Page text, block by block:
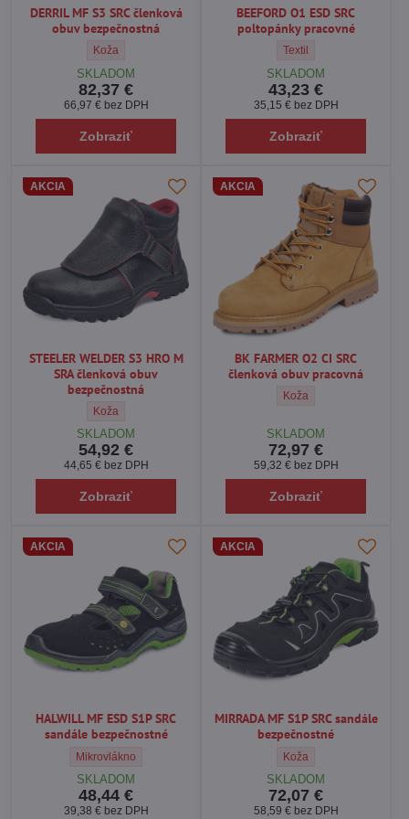
DERRIL MF S3 SRC členková
obuv bezpečnostná
DERRIL MF S3 SRC členková obuv bezpečnostná - Vrchný
Koža
SKLADOM
82,37 €
66,97 € bez DPH
Zobraziť
BEEFORD O1 ESD SRC
poltopánky pracovné
BEEFORD O1 ESD
Textil
SKLADOM
43,23 €
35,15 € bez DPH
Zobraziť
AKCIA
STEELER WELDER S3 HRO M
SRA členková obuv
bezpečnostná
STEELER WELDER S3 HRO M SRA členková obuv
Koža
SKLADOM
54,92 €
44,65 € bez DPH
Zobraziť
AKCIA
BK FARMER O2 CI SRC
členková obuv pracovná
BK FARMER O2 CI
Koža
SKLADOM
72,97 €
59,32 € bez DPH
Zobraziť
AKCIA
HALWILL MF ESD S1P SRC
sandále bezpečnostné
HALWILL MF ESD S1P SRC sandále bezpečnostné - Vrchný
Mikrovlákno
SKLADOM
48,44 €
39,38 € bez DPH
AKCIA
MIRRADA MF S1P SRC sandále
bezpečnostné
MIRRADA MF S1P SRC
Koža
SKLADOM
72,07 €
58,59 € bez DPH